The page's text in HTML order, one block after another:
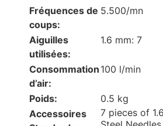
Fréquences de
coups:
5.500/mn
Aiguilles
utilisées:
1.6 mm: 7
Consommation
d’air:
100 l/min
Poids:
0.5 kg
Accessoires
7 pieces of